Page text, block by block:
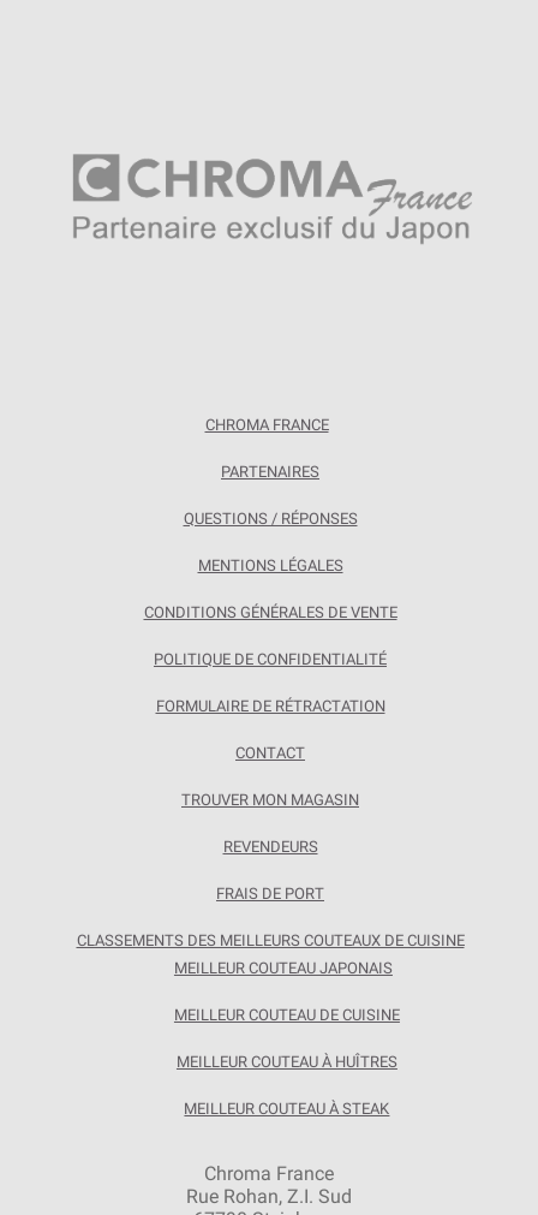
CHROMA FRANCE
PARTENAIRES
QUESTIONS / RÉPONSES
MENTIONS LÉGALES
CONDITIONS GÉNÉRALES DE VENTE
POLITIQUE DE CONFIDENTIALITÉ
FORMULAIRE DE RÉTRACTATION
CONTACT
TROUVER MON MAGASIN
REVENDEURS
FRAIS DE PORT
CLASSEMENTS DES MEILLEURS COUTEAUX DE CUISINE
MEILLEUR COUTEAU JAPONAIS
MEILLEUR COUTEAU DE CUISINE
MEILLEUR COUTEAU À HUÎTRES
MEILLEUR COUTEAU À STEAK
Chroma France
Rue Rohan, Z.I. Sud